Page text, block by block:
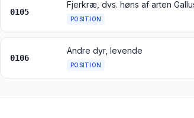
0105
POSITION
0106
Andre dyr, levende
POSITION